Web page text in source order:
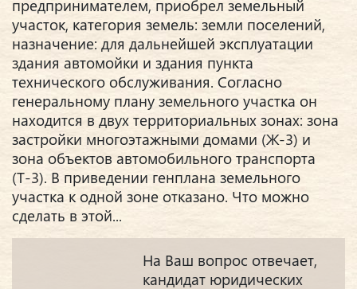
предпринимателем, приобрел земельный
участок, категория земель: земли поселений,
назначение: для дальнейшей эксплуатации
здания автомойки и здания пункта
технического обслуживания. Согласно
генеральному плану земельного участка он
находится в двух территориальных зонах: зона
застройки многоэтажными домами (Ж-3) и
зона объектов автомобильного транспорта
(Т-3). В приведении генплана земельного
участка к одной зоне отказано. Что можно
сделать в этой...
На Ваш вопрос отвечает,
кандидат юридических